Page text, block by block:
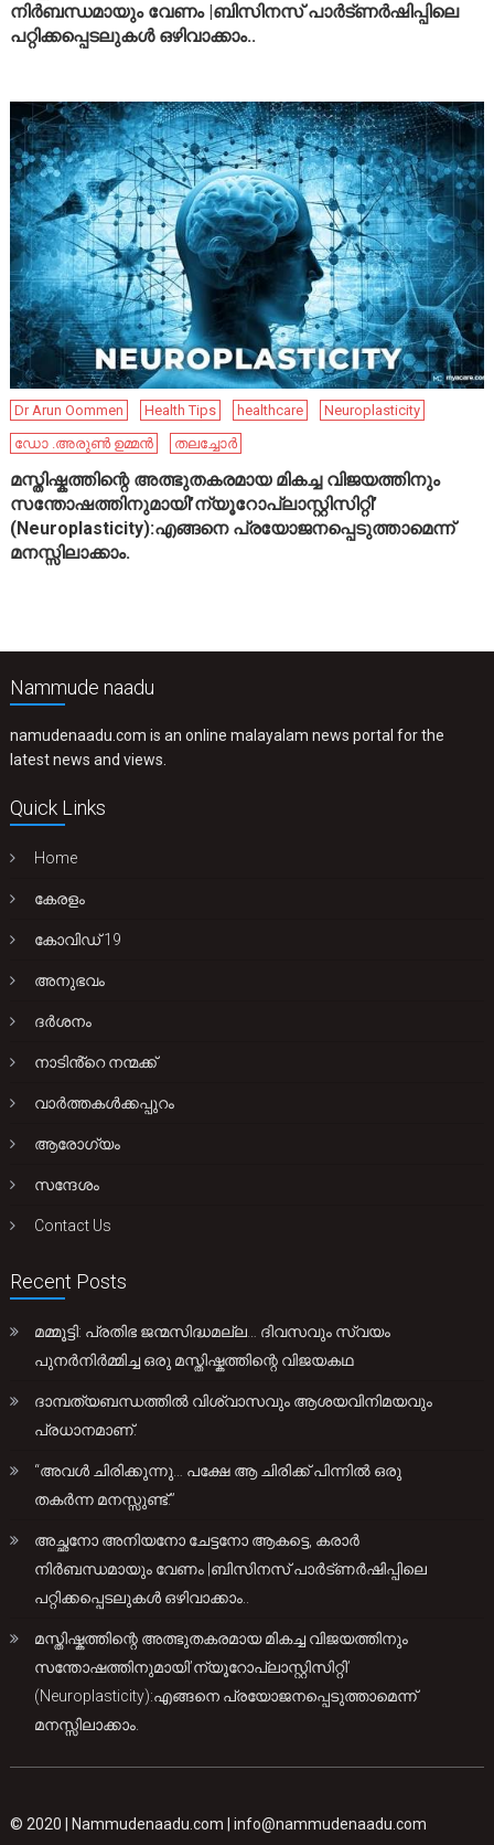
നിർബന്ധമായും വേണം |ബിസിനസ് പാർട്ണർഷിപ്പിലെ
പറ്റിക്കപ്പെടലുകൾ ഒഴിവാക്കാം..
Dr Arun Oommen Health Tips healthcare
Neuroplasticity
ഡോ .അരുൺ ഉമ്മൻ
തലച്ചോർ
മസ്തിഷ്കത്തിന്റെ അത്ഭുതകരമായ മികച്ച വിജയത്തിനും
സന്തോഷത്തിനുമായി’ന്യൂറോപ്ലാസ്റ്റിസിറ്റി’
(Neuroplasticity):എങ്ങനെ പ്രയോജനപ്പെടുത്താമെന്ന്
മനസ്സിലാക്കാം.
Nammude naadu
namudenaadu.com is an online malayalam news portal for the
latest news and views.
Quick Links
Home
കേരളം
കോവിഡ് 19
അനുഭവം
ദർശനം
നാടിൻ്റെ നന്മക്ക്
വാർത്തകൾക്കപ്പുറം
ആരോഗ്യം
സന്ദേശം
Contact Us
Recent Posts
മമ്മൂട്ടി: പ്രതിഭ ജന്മസിദ്ധമല്ല… ദിവസവും സ്വയം
പുനർനിർമ്മിച്ച ഒരു മസ്തിഷ്കത്തിന്റെ വിജയകഥ
ദാമ്പത്യബന്ധത്തിൽ വിശ്വാസവും ആശയവിനിമയവും
പ്രധാനമാണ്.
“അവൾ ചിരിക്കുന്നു… പക്ഷേ ആ ചിരിക്ക് പിന്നിൽ ഒരു
തകർന്ന മനസ്സുണ്ട്.”
അച്ഛനോ അനിയനോ ചേട്ടനോ ആകട്ടെ, കരാർ
നിർബന്ധമായും വേണം |ബിസിനസ് പാർട്ണർഷിപ്പിലെ
പറ്റിക്കപ്പെടലുകൾ ഒഴിവാക്കാം..
മസ്തിഷ്കത്തിന്റെ അത്ഭുതകരമായ മികച്ച വിജയത്തിനും
സന്തോഷത്തിനുമായി’ന്യൂറോപ്ലാസ്റ്റിസിറ്റി’
(Neuroplasticity):എങ്ങനെ പ്രയോജനപ്പെടുത്താമെന്ന്
മനസ്സിലാക്കാം.
© 2020 | Nammudenaadu.com |info@nammudenaadu.com